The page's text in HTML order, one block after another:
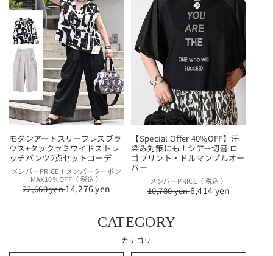
モダンアートスリーブレスブラ
ウス+タックセミワイドストレ
ッチパンツ2点セットコーデ
通
常
価
セ
ー
ル
メンバーPRICE＋メンバークーポン
MAX10％OFF（ 税込 ）
22,660 yen14,276 yen
【Special Offer 40%OFF】汗
染み対策にも！シアー切替 ロ
ゴプリント・ドルマンプルオー
バー
通
常
セ
ー
メンバーPRICE（ 税込 ）
10,780 yen6,414 yen
CATEGORY
カテゴリ